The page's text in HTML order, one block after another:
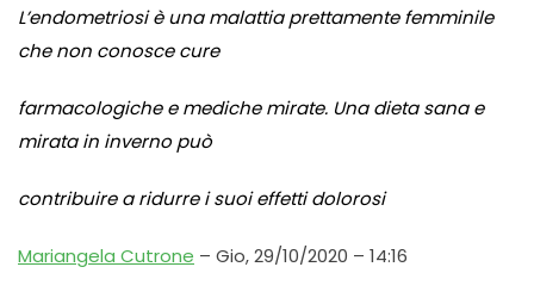
L’endometriosi è una malattia prettamente femminile
che non conosce cure
farmacologiche e mediche mirate. Una dieta sana e
mirata in inverno può
contribuire a ridurre i suoi effetti dolorosi
Mariangela Cutrone – Gio, 29/10/2020 – 14:16